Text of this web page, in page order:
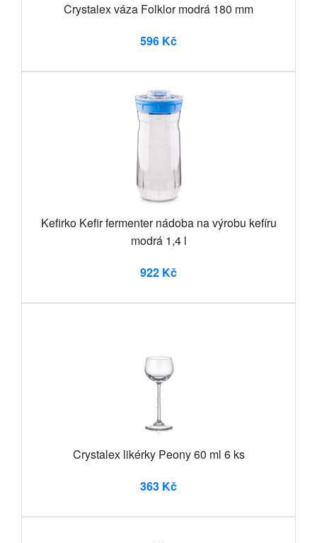
Crystalex váza Folklor modrá 180 mm
596 Kč
Kefirko Kefir fermenter nádoba na výrobu kefíru
modrá 1,4 l
922 Kč
Crystalex likérky Peony 60 ml 6 ks
363 Kč